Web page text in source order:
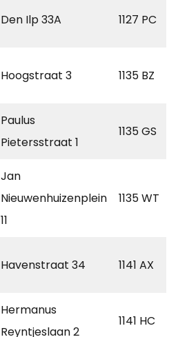
Den Ilp 33A 1127 PC
Hoogstraat 3 1135 BZ
Paulus
Pietersstraat 1
1135 GS
Jan
Nieuwenhuizenplein
11
1135 WT
Havenstraat 34 1141 AX
Hermanus
Reyntjeslaan 2
1141 HC